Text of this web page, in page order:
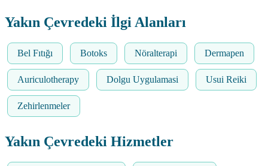
Yakın Çevredeki İlgi Alanları
Bel Fıtığı Botoks Nöralterapi Dermapen
Auriculotherapy Dolgu Uygulamasi Usui Reiki
Zehirlenmeler
Yakın Çevredeki Hizmetler